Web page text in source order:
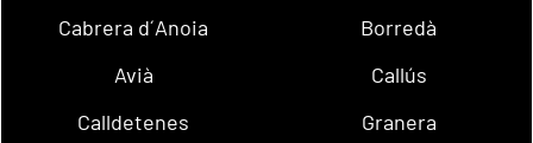
Cabrera d´Anoia
Borredà
Avià
Callús
Calldetenes
Granera